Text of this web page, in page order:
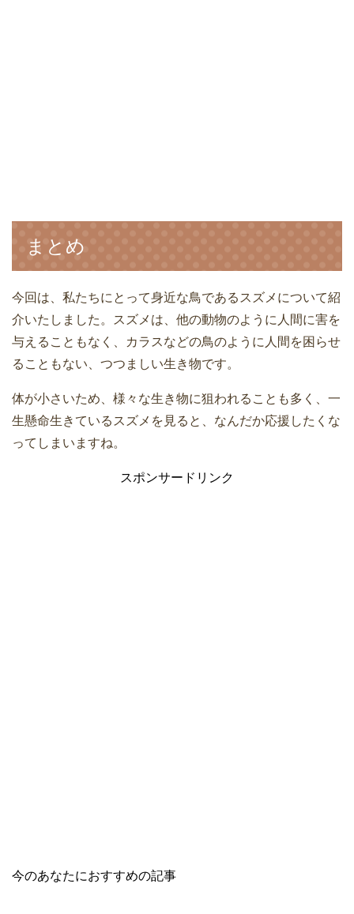
まとめ
今回は、私たちにとって身近な鳥であるスズメについて紹
介いたしました。スズメは、他の動物のように人間に害を
与えることもなく、カラスなどの鳥のように人間を困らせ
ることもない、つつましい生き物です。
体が小さいため、様々な生き物に狙われることも多く、一
生懸命生きているスズメを見ると、なんだか応援したくな
ってしまいますね。
スポンサードリンク
今のあなたにおすすめの記事